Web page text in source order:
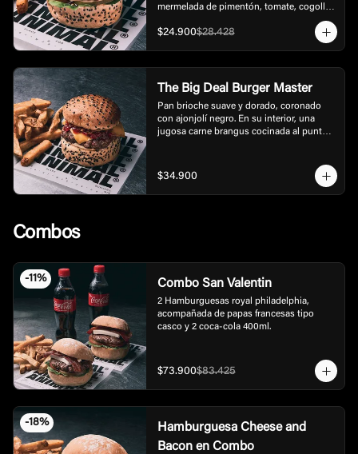
mermelada de pimentón, tomate, cogollo
Acompañada con papas.
$24.900$28.428
The Big Deal Burger Master
Pan brioche suave y dorado, coronado
con ajonjolí negro. En su interior, una
jugosa carne brangus cocinada al punto
con un toque trufado que aporta
profundidad y elegancia. Encima, una
mermelada tatemada de pimentón que
$34.900
Combos
-11% Combo San Valentin
2 Hamburguesas royal philadelphia,
acompañada de papas francesas tipo
casco y 2 coca-cola 400ml.
$73.900$83.425
-18%
Hamburguesa Cheese and
Bacon en Combo